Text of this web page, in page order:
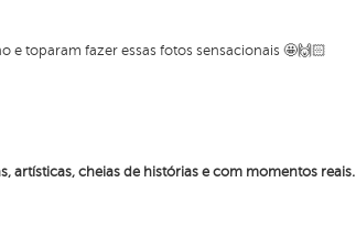
e toparam fazer essas fotos sensacionais 🤩🙌🏻
artísticas, cheias de histórias e com momentos reais.